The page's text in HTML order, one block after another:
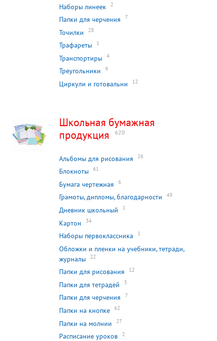
Наборы линеек 2
Папки для черчения 7
Точилки 28
Трафареты 1
Транспортиры 4
Треугольники 9
Циркули и готовальни 12
Школьная бумажная
продукция
620
Альбомы для рисования 26
Блокноты 61
Бумага чертежная 6
Грамоты, дипломы, благодарности 49
Дневник школьный 1
Картон 34
Наборы первоклассника 1
Обложки и пленки на учебники, тетради,
журналы
22
Папки для рисования 12
Папки для тетрадей 3
Папки для черчения 7
Папки на кнопке 62
Папки на молнии 27
Расписание уроков 2